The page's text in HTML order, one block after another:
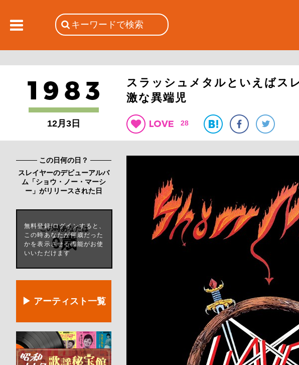
12月3日
スラッシュメタルといえばス
激な異端児
28
この日何の日？
スレイヤーのデビューアルバ
ム「ショウ・ノー・マーシ
ー」がリリースされた日
この時あなたは
0歳
無料登録/ログインすると、
この時あなたが何歳だった
かを表示させる機能がお使
いいただけます
▶ アーティスト一覧